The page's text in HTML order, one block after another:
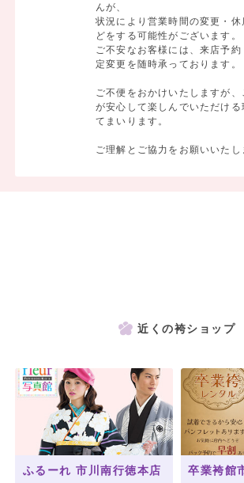
んが、
状況により営業時間の変更・休
どをする可能性がございます。
ご不安なお客様には、来店予
定変更を随時承っております。
ご不便をおかけいたしますが
が安心して楽しんでいただける
てまいります。
ご理解とご協力をお願いいたし
近くの袴ショップ
ふるーれ 市川南行徳本店 卒業袴館